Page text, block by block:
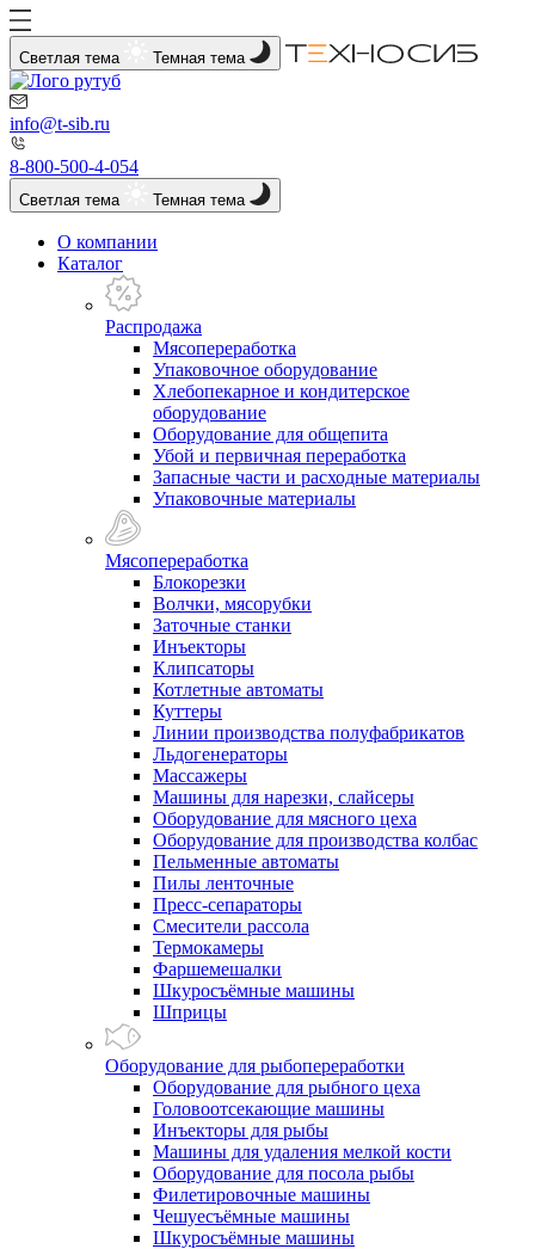
Светлая тема Темная тема
info@t-sib.ru
8-800-500-4-054
Светлая тема Темная тема
О компании
Каталог
Распродажа
Мясопереработка
Упаковочное оборудование
Хлебопекарное и кондитерское
оборудование
Оборудование для общепита
Убой и первичная переработка
Запасные части и расходные материалы
Упаковочные материалы
Мясопереработка
Блокорезки
Волчки, мясорубки
Заточные станки
Инъекторы
Клипсаторы
Котлетные автоматы
Куттеры
Линии производства полуфабрикатов
Льдогенераторы
Массажеры
Машины для нарезки, слайсеры
Оборудование для мясного цеха
Оборудование для производства колбас
Пельменные автоматы
Пилы ленточные
Пресс-сепараторы
Смесители рассола
Термокамеры
Фаршемешалки
Шкуросъёмные машины
Шприцы
Оборудование для рыбопереработки
Оборудование для рыбного цеха
Головоотсекающие машины
Инъекторы для рыбы
Машины для удаления мелкой кости
Оборудование для посола рыбы
Филетировочные машины
Чешуесъёмные машины
Шкуросъёмные машины